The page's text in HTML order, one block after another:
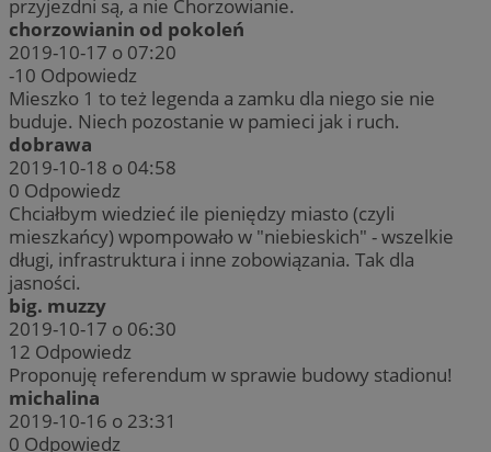
przyjezdni są, a nie Chorzowianie.
chorzowianin od pokoleń
2019-10-17 o 07:20
-10 Odpowiedz
Mieszko 1 to też legenda a zamku dla niego sie nie
buduje. Niech pozostanie w pamieci jak i ruch.
dobrawa
2019-10-18 o 04:58
0 Odpowiedz
Chciałbym wiedzieć ile pieniędzy miasto (czyli
mieszkańcy) wpompowało w "niebieskich" - wszelkie
długi, infrastruktura i inne zobowiązania. Tak dla
jasności.
big. muzzy
2019-10-17 o 06:30
12 Odpowiedz
Proponuję referendum w sprawie budowy stadionu!
michalina
2019-10-16 o 23:31
0 Odpowiedz